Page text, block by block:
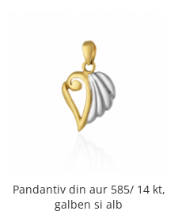
Pandantiv din aur 585/ 14 kt,
galben si alb